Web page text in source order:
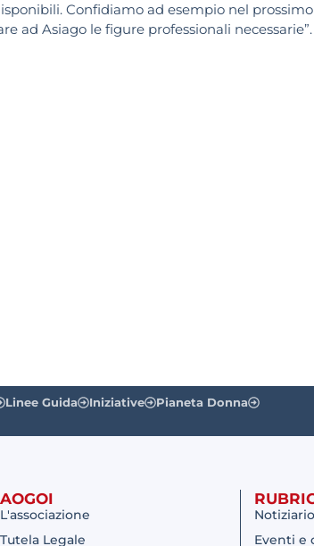
Confidiamo ad esempio nel
ad Asiago le figure professionali necessarie”.
Linee Guida Iniziative Pianeta Donna
AOGOI
L'associazione
Tutela Legale
Eventi e